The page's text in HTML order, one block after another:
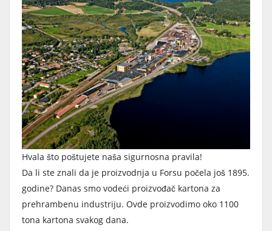
Hvala što poštujete naša sigurnosna pravila!
Da li ste znali da je proizvodnja u Forsu počela još 1895.
godine? Danas smo vodeći proizvođač kartona za
prehrambenu industriju. Ovde proizvodimo oko 1100
tona kartona svakog dana.